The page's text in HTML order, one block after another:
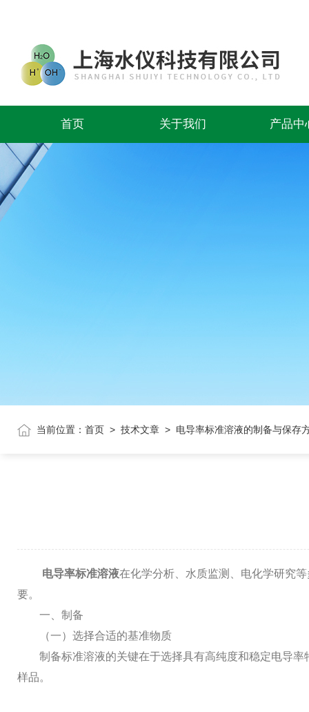
首页 关于我们 产品中
当前位置： 首页 > 技术文章 > 电导率标准溶液的制备与保存
电导率标准溶液在化学分析、水质监测、电化学研究
要。
一、制备
（一）选择合适的基准物质
制备标准溶液的关键在于选择具有高纯度和稳定电导率
样品。